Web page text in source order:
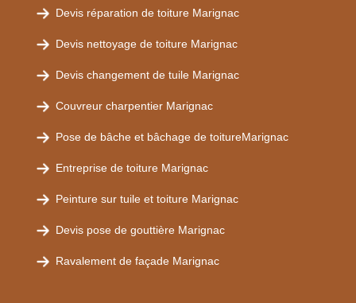
Devis réparation de toiture Marignac
Devis nettoyage de toiture Marignac
Devis changement de tuile Marignac
Couvreur charpentier Marignac
Pose de bâche et bâchage de toitureMarignac
Entreprise de toiture Marignac
Peinture sur tuile et toiture Marignac
Devis pose de gouttière Marignac
Ravalement de façade Marignac